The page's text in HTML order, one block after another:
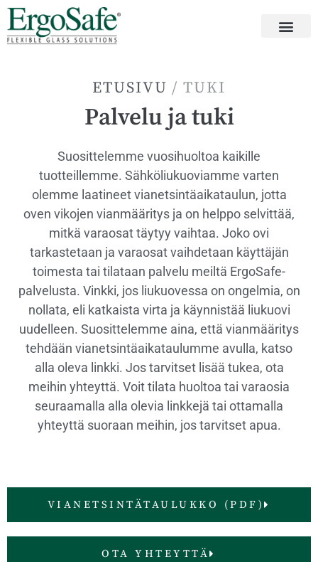
ETUSIVU / TUKI
Palvelu ja tuki
Suosittelemme vuosihuoltoa kaikille
tuotteillemme. Sähköliukuoviamme varten
olemme laatineet vianetsintäaikataulun, jotta
oven vikojen vianmääritys ja on helppo selvittää,
mitkä varaosat täytyy vaihtaa. Joko ovi
tarkastetaan ja varaosat vaihdetaan käyttäjän
toimesta tai tilataan palvelu meiltä ErgoSafe-
palvelusta. Vinkki, jos liukuovessa on ongelmia, on
nollata, eli katkaista virta ja käynnistää liukuovi
uudelleen. Suosittelemme aina, että vianmääritys
tehdään vianetsintäaikataulumme avulla, katso
alla oleva linkki. Jos tarvitset lisää tukea, ota
meihin yhteyttä. Voit tilata huoltoa tai varaosia
seuraamalla alla olevia linkkejä tai ottamalla
yhteyttä suoraan meihin, jos tarvitset apua.
VIANETSINTÄTAULUKKO (PDF)
OTA YHTEYTTÄ